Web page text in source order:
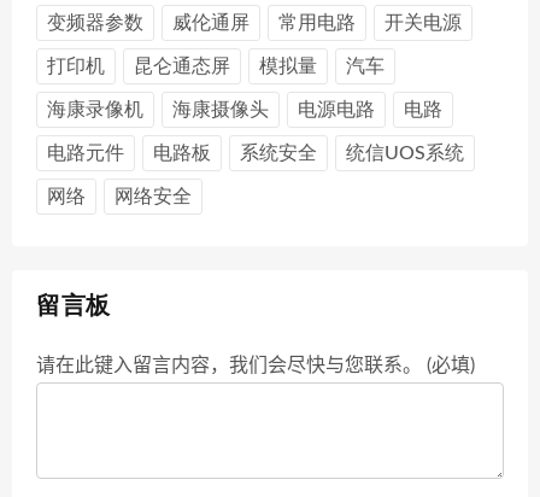
变频器参数 威伦通屏 常用电路 开关电源
打印机 昆仑通态屏 模拟量 汽车
海康录像机 海康摄像头 电源电路 电路
电路元件 电路板 系统安全 统信UOS系统
网络 网络安全
留言板
请在此键入留言内容，我们会尽快与您联系。 (必填)